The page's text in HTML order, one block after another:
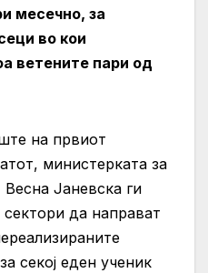
месечно, за
во кои
ветените пари од
на првиот
министерката за
Јаневска ги
да направат
секој еден ученик